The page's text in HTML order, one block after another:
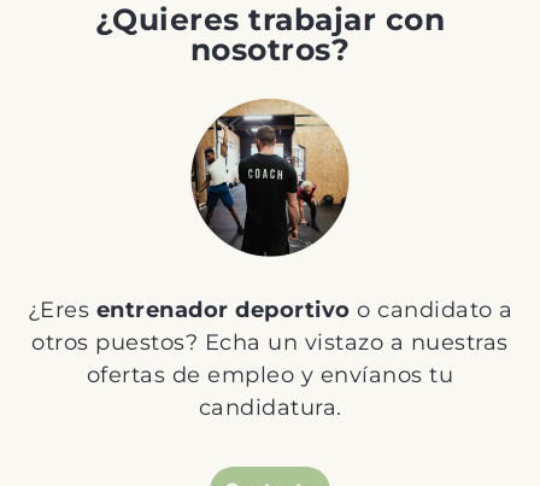
¿Quieres trabajar con
nosotros?
¿Eres entrenador deportivo o candidato a
otros puestos? Echa un vistazo a nuestras
ofertas de empleo y envíanos tu
candidatura.